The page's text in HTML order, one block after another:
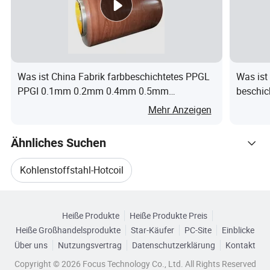
innen, Wasser-Kunststoff-Film in der Mitte, die äußerste
GI-Stahlplatte mit gebunden
Stahlband oder nach Bedarf.
2.Versandhafen: Tianjin/Shanghai/Qingdao
3.Versand:
a. Länge: ≤6m, beladen in 20GP Container.
b. Länge: ≤12m, beladen in 40GP Container.
5898*2352*2393mm)
Größe des Behälters 40GP (innen: 12032*2352*2393mm)
Größe des Behälters 40HQ (innen: 12032*2352*2698mm)
FAQ
Q: Welche Hauptprodukte können Sie liefern?
Was ist China Fabrik farbbeschichtetes PPGL
PPGI 0.1mm 0.2mm 0.4mm 0.5mm
Mehr Anzeigen
Was
Ähnliches Suchen
Kohlenstoffstahl-Hotcoil
Warmgewalztes Kohlenstoffstahlband
Durchsuchen Sie nach Kategorien
Heiße Produkte
Heiße Produkte Preis
Heiße Großhandelsprodukte
Star-Käufer PC-Site
Einblicke
Über uns
Nutzungsvertrag Datenschutzerklärung
Kontakt
Copyright © 2026 Focus Technology Co., Ltd. All Rights Reserved